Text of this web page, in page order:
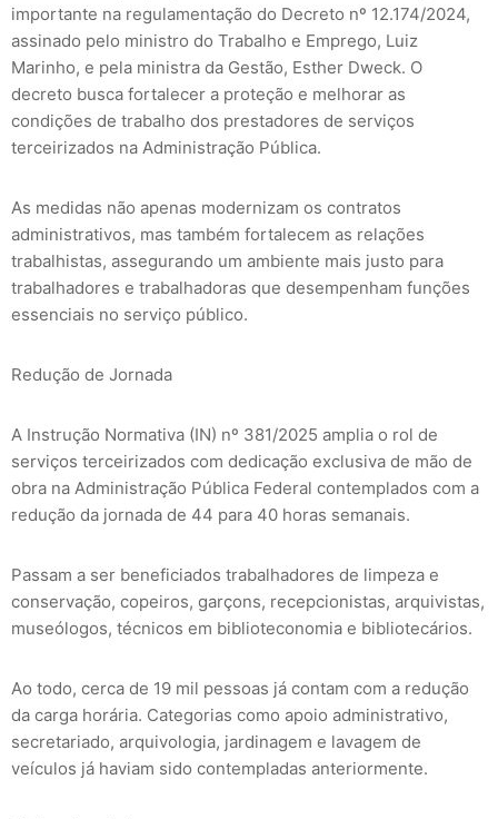
importante na regulamentação do Decreto nº 12.174/2024,
assinado pelo ministro do Trabalho e Emprego, Luiz
Marinho, e pela ministra da Gestão, Esther Dweck. O
decreto busca fortalecer a proteção e melhorar as
condições de trabalho dos prestadores de serviços
terceirizados na Administração Pública.
As medidas não apenas modernizam os contratos
administrativos, mas também fortalecem as relações
trabalhistas, assegurando um ambiente mais justo para
trabalhadores e trabalhadoras que desempenham funções
essenciais no serviço público.
Redução de Jornada
A Instrução Normativa (IN) nº 381/2025 amplia o rol de
serviços terceirizados com dedicação exclusiva de mão de
obra na Administração Pública Federal contemplados com a
redução da jornada de 44 para 40 horas semanais.
Passam a ser beneficiados trabalhadores de limpeza e
conservação, copeiros, garçons, recepcionistas, arquivistas,
museólogos, técnicos em biblioteconomia e bibliotecários.
Ao todo, cerca de 19 mil pessoas já contam com a redução
da carga horária. Categorias como apoio administrativo,
secretariado, arquivologia, jardinagem e lavagem de
veículos já haviam sido contempladas anteriormente.